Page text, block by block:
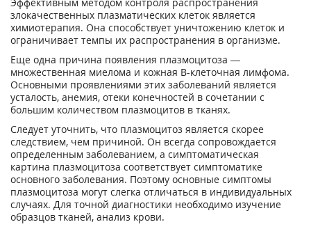
Эффективным методом контроля распространения
злокачественных плазматических клеток является
химиотерапия. Она способствует уничтожению клеток и
ограничивает темпы их распространения в организме.
Еще одна причина появления плазмоцитоза —
множественная миелома и кожная В-клеточная лимфома.
Основными проявлениями этих заболеваний является
усталость, анемия, отеки конечностей в сочетании с
большим количеством плазмоцитов в тканях.
Следует уточнить, что плазмоцитоз является скорее
следствием, чем причиной. Он всегда сопровождается
определенным заболеванием, а симптоматическая
картина плазмоцитоза соответствует симптоматике
основного заболевания. Поэтому основные симптомы
плазмоцитоза могут слегка отличаться в индивидуальных
случаях. Для точной диагностики необходимо изучение
образцов тканей, анализ крови.